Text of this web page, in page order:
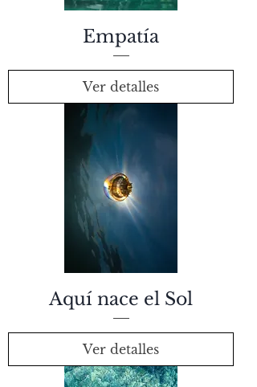
Empatía
Ver detalles
Aquí nace el Sol
Ver detalles